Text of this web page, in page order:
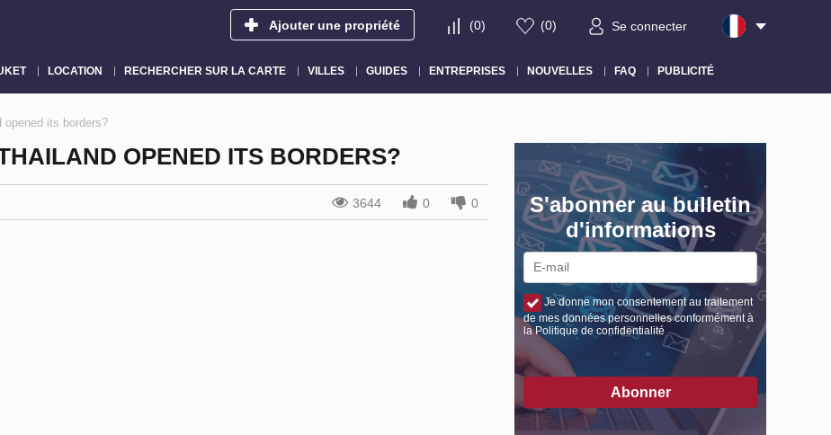
Ajouter une propriété (0) (0) Se connecter
LOCATION RECHERCHER SUR LA CARTE VILLES GUIDES ENTREPRISES NOUVELLES FAQ PUBLICITÉ
opened its borders?
OPENED ITS BORDERS?
3644 0 0
S'abonner au bulletin
d'informations
Je donne mon consentement au traitement
de mes données personnelles conformément à
la Politique de confidentialité
Abonner